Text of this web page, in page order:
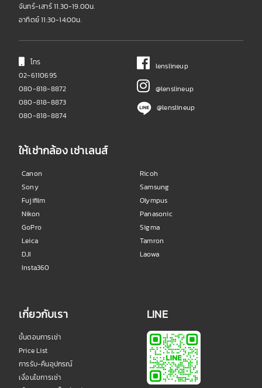
จันทร์-เสาร์ 11.30-19.00น.
อาทิตย์ 11:30-14:00น.
โทร
02-6110695
080-818-8872
080-818-8873
080-818-8874
lenslineup
@lenslineup
@lenslineup
ให้เช่ากล้อง เช่าเลนส์
Canon
Sony
Fujifilm
Nikon
GoPro
Leica
DJI
Insta360
Ricoh
Samsung
Olympus
Panasonic
Sigma
Tamron
Laowa
เกี่ยวกับเรา
ขั้นตอนการเช่า
Price List
การรับ-คืนอุปกรณ์
เงื่อนไขการเช่า
LINE